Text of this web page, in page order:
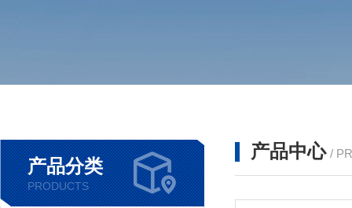
产品分类
PRODUCTS
产品中心 /